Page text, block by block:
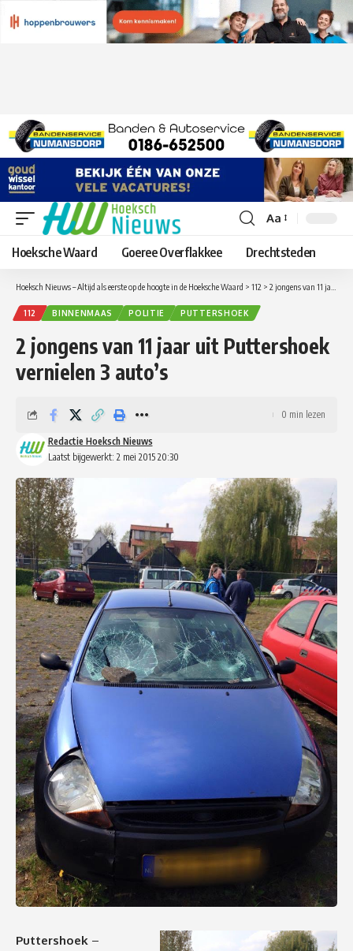
Lettergrootte
aanpassen
Aa
Hoeksche Waard Goeree Overflakkee Drechtsteden
Hoeksch Nieuws – Altijd als eerste op de hoogte in de Hoeksche Waard > 112 > 2 jongens van 11 jaar uit Puttershoek vernielen 3 auto’s
112 BINNENMAAS POLITIE PUTTERSHOEK
2 jongens van 11 jaar uit Puttershoek
vernielen 3 auto’s
Laatst bijgewerkt: 2 mei 2015 20:30
Redactie Hoeksch Nieuws
0 min lezen
Puttershoek –